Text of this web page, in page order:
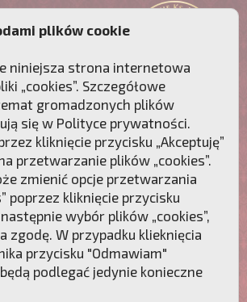
sumienia Polaków!
PCh24.pl
Przymierze
plików cookie
niniejsza strona internetowa
„cookies”. Szczegółowe
gromadzonych plików
się w Polityce prywatności.
kliknięcie przycisku „Akceptuję”
przetwarzanie plików „cookies”.
zmienić opcje przetwarzania
poprzez kliknięcie przycisku
następnie wybór plików „cookies”,
zgodę. W przypadku klieknięcia
przycisku "Odmawiam"
podlegać jedynie konieczne